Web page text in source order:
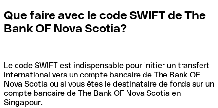
Que faire avec le code SWIFT de The
Bank OF Nova Scotia?
Le code SWIFT est indispensable pour initier un transfert
international vers un compte bancaire de The Bank OF
Nova Scotia ou si vous êtes le destinataire de fonds sur un
compte bancaire de The Bank OF Nova Scotia en
Singapour.